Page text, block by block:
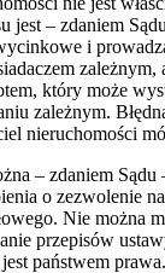
jest – zdaniem
i
który może
zależnym.
nieruchomości
– zdaniem
o zezwolenie
Nie można
przepisów
państwem prawa.